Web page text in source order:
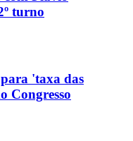
turno
'taxa das
Congresso